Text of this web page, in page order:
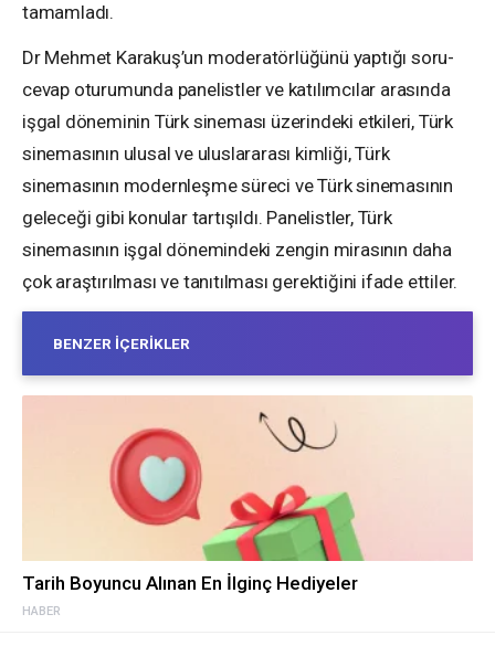
tamamladı.
Dr Mehmet Karakuş’un moderatörlüğünü yaptığı soru-
cevap oturumunda panelistler ve katılımcılar arasında
işgal döneminin Türk sineması üzerindeki etkileri, Türk
sinemasının ulusal ve uluslararası kimliği, Türk
sinemasının modernleşme süreci ve Türk sinemasının
geleceği gibi konular tartışıldı. Panelistler, Türk
sinemasının işgal dönemindeki zengin mirasının daha
çok araştırılması ve tanıtılması gerektiğini ifade ettiler.
BENZER İÇERIKLER
HABER
Tarih Boyuncu Alınan En İlginç Hediyeler